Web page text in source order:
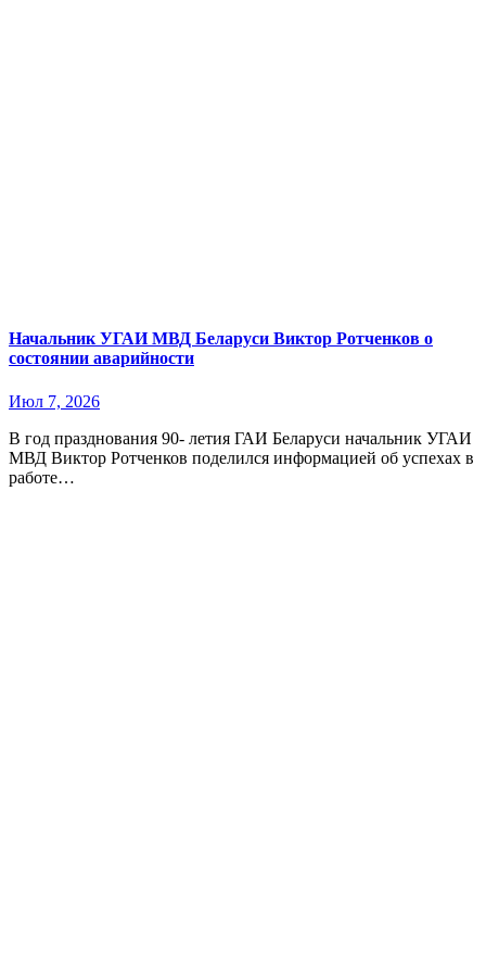
Начальник УГАИ МВД Беларуси Виктор Ротченков о
состоянии аварийности
Июл 7, 2026
В год празднования 90- летия ГАИ Беларуси начальник УГАИ
МВД Виктор Ротченков поделился информацией об успехах в
работе…